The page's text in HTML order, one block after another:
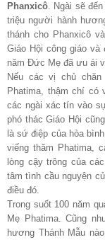
Phanxicô. Ngài sẽ
triệu người hành
thánh cho Phanxicô
Giáo Hội công giáo
năm Đức Mẹ đã ưu ái
Nếu các vị chủ
Phatima, thậm chí
các ngài xác tín vào
phó thác Giáo Hội
là sứ điệp của hòa
viếng thăm Phatima,
lòng cậy trông của
tâm tình cầu nguyện
điều đó.
Trong suốt 100 năm
Mẹ Phatima. Cũng
hương Thánh Mẫu